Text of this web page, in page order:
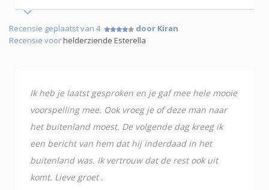
Recensie geplaatst van 4
door Kiran
Recensie voorhelderziende Esterella
Ik heb je laatst gesproken en je gaf mee hele mooie
voorspelling mee. Ook vroeg je of deze man naar
het buitenland moest. De volgende dag kreeg ik
een bericht van hem dat hij inderdaad in het
buitenland was. Ik vertrouw dat de rest ook uit
komt. Lieve groet .